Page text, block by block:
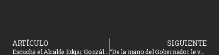
ARTÍCULO SIGUIENTE
“De la mano del Gobernador le vamos a entrar a todos los problemas educativos”: Alcalde Edgar González